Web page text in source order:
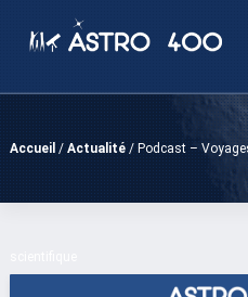
contenu
Accueil/Actualité/Podcast –